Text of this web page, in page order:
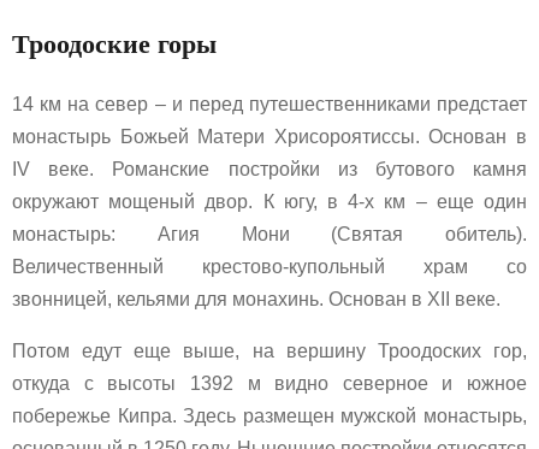
Троодоские горы
14 км на север – и перед путешественниками предстает
монастырь Божьей Матери Хрисороятиссы. Основан в
IV веке. Романские постройки из бутового камня
окружают мощеный двор. К югу, в 4-х км – еще один
монастырь: Агия Мони (Святая обитель).
Величественный крестово-купольный храм со
звонницей, кельями для монахинь. Основан в XII веке.
Потом едут еще выше, на вершину Троодоских гор,
откуда с высоты 1392 м видно северное и южное
побережье Кипра. Здесь размещен мужской монастырь,